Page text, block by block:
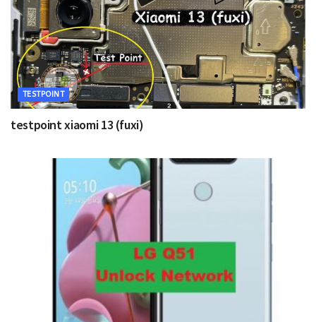
TESTPOINT
testpoint xiaomi 13 (fuxi)